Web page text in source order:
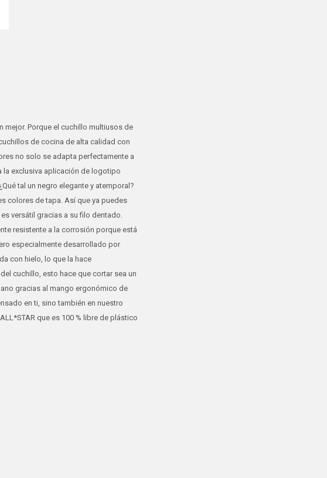
mejor. Porque el cuchillo multiusos de
de cocina de alta calidad con
no solo se adapta perfectamente a
la exclusiva aplicación de logotipo
tal un negro elegante y atemporal?
colores de tapa. Así que ya puedes
versátil gracias a su filo dentado.
resistente a la corrosión porque está
especialmente desarrollado por
con hielo, lo que la hace
cuchillo, esto hace que cortar sea un
gracias al mango ergonómico de
en ti, sino también en nuestro
que es 100 % libre de plástico